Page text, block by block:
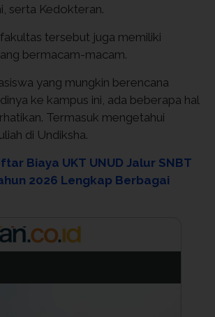
serta Kedokteran.
tersebut juga memiliki
bermacam-macam.
yang mungkin berencana
ke kampus ini, ada beberapa hal
Termasuk mengetahui
di Undiksha.
Biaya UKT UNUD Jalur SNBT
2026 Lengkap Berbagai